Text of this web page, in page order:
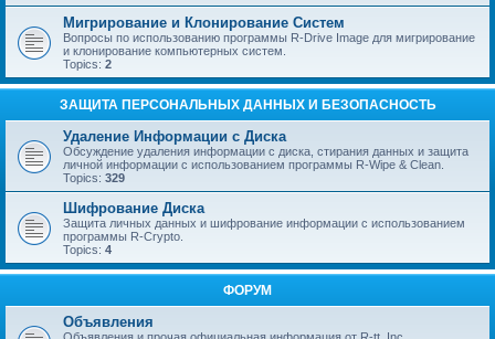
Мигрирование и Клонирование Систем
Вопросы по использованию программы R-Drive Image для мигрирование
и клонирование компьютерных систем.
Topics: 2
ЗАЩИТА ПЕРСОНАЛЬНЫХ ДАННЫХ И БЕЗОПАСНОСТЬ
Удаление Информации с Диска
Обсуждение удаления информации с диска, стирания данных и защита
личной информации с использованием программы R-Wipe & Clean.
Topics: 329
Шифрование Диска
Защита личных данных и шифрование информации с использованием
программы R-Crypto.
Topics: 4
ФОРУМ
Объявления